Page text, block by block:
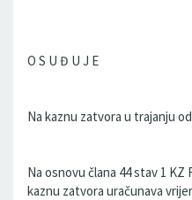
O S U Đ U J E
Na kaznu zatvora u trajanju
Na osnovu člana 44 stav 1
kaznu zatvora uračunava